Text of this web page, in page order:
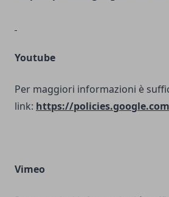
Youtube
Per maggiori informazioni è
link: https://
Vimeo